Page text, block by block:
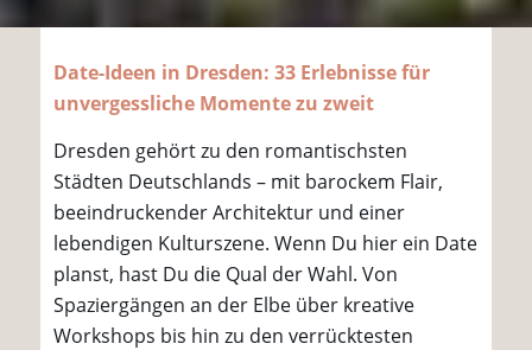
Date-Ideen in Dresden: 33 Erlebnisse für
unvergessliche Momente zu zweit
Dresden gehört zu den romantischsten
Städten Deutschlands – mit barockem Flair,
beeindruckender Architektur und einer
lebendigen Kulturszene. Wenn Du hier ein Date
planst, hast Du die Qual der Wahl. Von
Spaziergängen an der Elbe über kreative
Workshops bis hin zu den verrücktesten